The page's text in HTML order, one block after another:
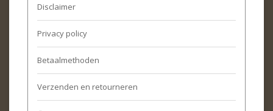
Disclaimer
Privacy policy
Betaalmethoden
Verzenden en retourneren